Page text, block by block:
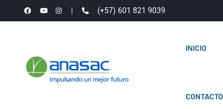
(+57) 601 821 9039
INICIO
CONTACTO